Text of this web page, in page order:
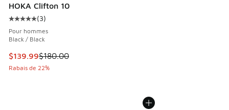
HOKA Clifton 10
Cote moyenne du client - [5 sur 5 étoiles], 3 commentaires
(3)
Pour hommes
Black / Black
Cet article est en solde. Le prix est passé de $180.00 à
$139.99$180.00
Rabais de 22%